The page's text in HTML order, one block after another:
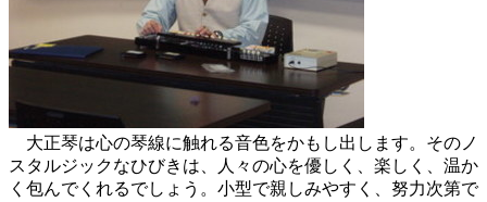
大正琴は心の琴線に触れる音色をかもし出します。そのノ
スタルジックなひびきは、人々の心を優しく、楽しく、温か
く包んでくれるでしょう。小型で親しみやすく、努力次第で